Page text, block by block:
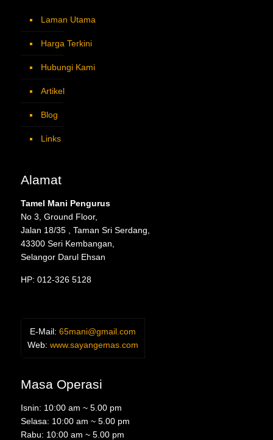
Laman Utama
Harga Terkini
Hubungi Kami
Artikel
Blog
Links
Alamat
Tamel Mani Pengurus
No 3, Ground Floor,
Jalan 18/35 , Taman Sri Serdang,
43300 Seri Kembangan,
Selangor Darul Ehsan
HP: 012-326 5128
E-Mail: 65mani@gmail.com
Web: www.sayangemas.com
Masa Operasi
Isnin: 10:00 am ~ 5.00 pm
Selasa: 10:00 am ~ 5.00 pm
Rabu: 10:00 am ~ 5.00 pm